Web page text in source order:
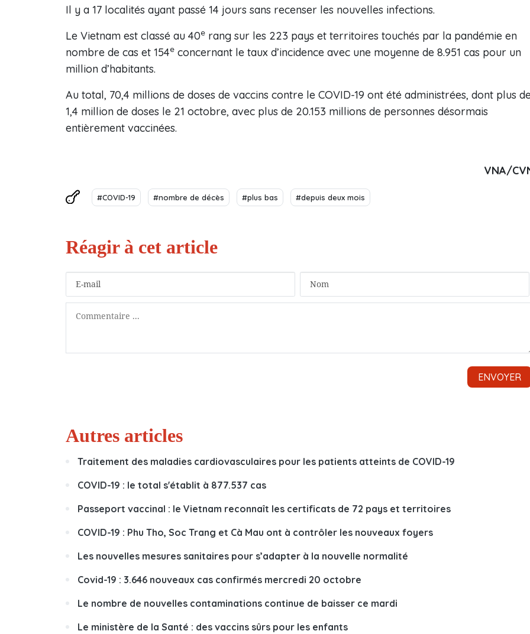
Il y a 17 localités ayant passé 14 jours sans recenser les nouvelles infections.
Le Vietnam est classé au 40e rang sur les 223 pays et territoires touchés par la pandémie en
nombre de cas et 154e concernant le taux d’incidence avec une moyenne de 8.951 cas pour un
million d’habitants.
Au total, 70,4 millions de doses de vaccins contre le COVID-19 ont été administrées, dont plus
1,4 million de doses le 21 octobre, avec plus de 20.153 millions de personnes désormais
entièrement vaccinées.
VNA/
#COVID-19 #nombre de décès #plus bas #depuis deux mois
Autres articles
Traitement des maladies cardiovasculaires pour les patients atteints de COVID-19
COVID-19 : le total s'établit à 877.537 cas
Passeport vaccinal : le Vietnam reconnaît les certificats de 72 pays et territoires
COVID-19 : Phu Tho, Soc Trang et Cà Mau ont à contrôler les nouveaux foyers
Les nouvelles mesures sanitaires pour s’adapter à la nouvelle normalité
Covid-19 : 3.646 nouveaux cas confirmés mercredi 20 octobre
Le nombre de nouvelles contaminations continue de baisser ce mardi
Le ministère de la Santé : des vaccins sûrs pour les enfants